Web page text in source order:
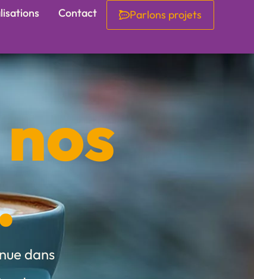
Contact Parlons projets
nos
dans